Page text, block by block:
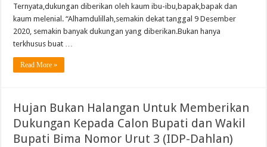
Ternyata,dukungan diberikan oleh kaum ibu-ibu,bapak,bapak dan
kaum melenial. “Alhamdulillah,semakin dekat tanggal 9 Desember
2020, semakin banyak dukungan yang diberikan.Bukan hanya
terkhusus buat …
Read More »
Hujan Bukan Halangan Untuk Memberikan
Dukungan Kepada Calon Bupati dan Wakil
Bupati Bima Nomor Urut 3 (IDP-Dahlan)